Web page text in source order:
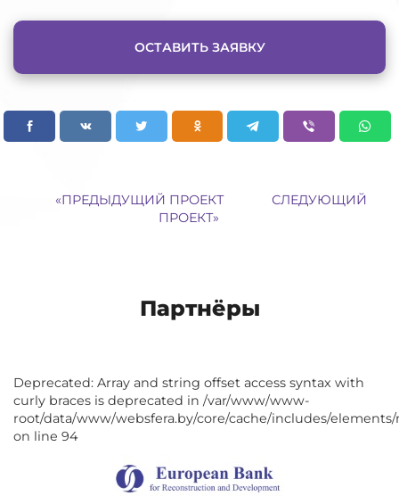
ОСТАВИТЬ ЗАЯВКУ
«ПРЕДЫДУЩИЙ ПРОЕКТ
СЛЕДУЮЩИЙ
ПРОЕКТ»
Партнёры
Deprecated: Array and string offset access syntax with
curly braces is deprecated in /var/www/www-
root/data/www/websfera.by/core/cache/includes/
on line 94